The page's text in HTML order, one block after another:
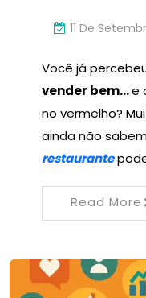
11 De
Você já
vender bem…e
no vermelho?
ainda não
restaurante
Read More